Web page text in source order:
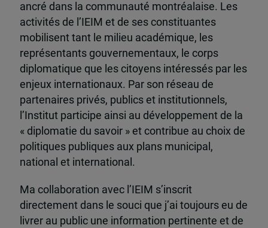
ancré dans la communauté montréalaise. Les
activités de l’IEIM et de ses constituantes
mobilisent tant le milieu académique, les
représentants gouvernementaux, le corps
diplomatique que les citoyens intéressés par les
enjeux internationaux. Par son réseau de
partenaires privés, publics et institutionnels,
l’Institut participe ainsi au développement de la
« diplomatie du savoir » et contribue au choix de
politiques publiques aux plans municipal,
national et international.
Ma collaboration avec l’IEIM s’inscrit
directement dans le souci que j’ai toujours eu de
livrer au public une information pertinente et de